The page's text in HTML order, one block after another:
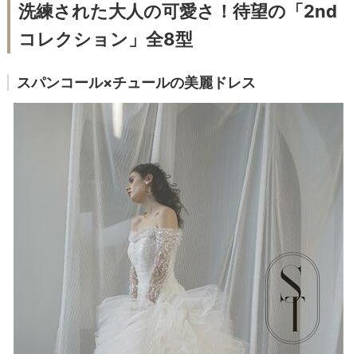
洗練された大人の可愛さ！待望の「2nd
コレクション」全8型
スパンコール×チュールの美麗ドレス